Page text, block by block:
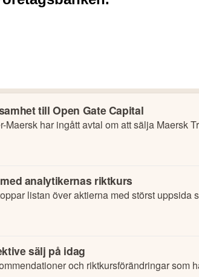
till Open Gate Capital
analytikernas riktkurs
listan över aktierna med störst uppsida
sälj på idag
och riktkursförändringar som